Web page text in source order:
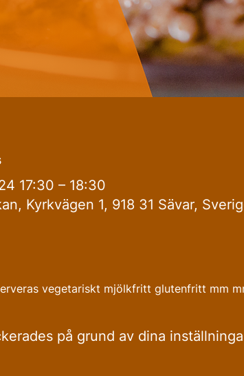
17:30 – 18:30
Kyrkvägen 1, 918 31 Sävar,
vegetariskt mjölkfritt glutenfritt mm
på grund av dina